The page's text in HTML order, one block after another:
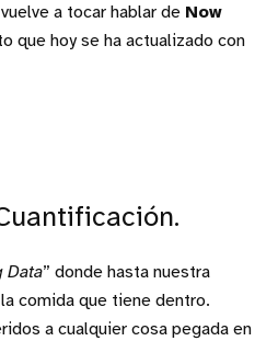
a tocar hablar de Now
que hoy se ha actualizado con
Data” donde hasta nuestra
comida que tiene dentro.
a cualquier cosa pegada en